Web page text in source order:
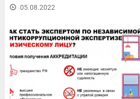
05.08.2022